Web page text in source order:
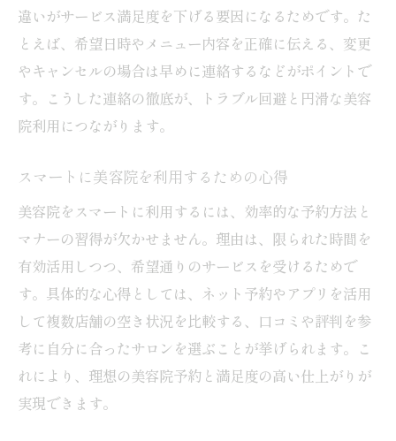
違いがサービス満足度を下げる要因になるためです。た
とえば、希望日時やメニュー内容を正確に伝える、変更
やキャンセルの場合は早めに連絡するなどがポイントで
す。こうした連絡の徹底が、トラブル回避と円滑な美容
院利用につながります。
スマートに美容院を利用するための心得
美容院をスマートに利用するには、効率的な予約方法と
マナーの習得が欠かせません。理由は、限られた時間を
有効活用しつつ、希望通りのサービスを受けるためで
す。具体的な心得としては、ネット予約やアプリを活用
して複数店舗の空き状況を比較する、口コミや評判を参
考に自分に合ったサロンを選ぶことが挙げられます。こ
れにより、理想の美容院予約と満足度の高い仕上がりが
実現できます。